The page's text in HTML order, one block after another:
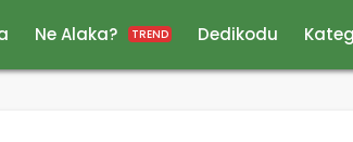
Ne Alaka? TREND Dedikodu